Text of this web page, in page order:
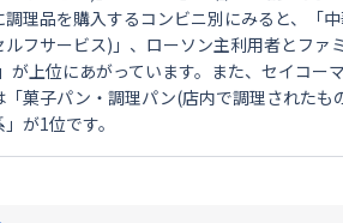
調理品を購入するコンビニ別にみると、「
ルフサービス)」、ローソン主利用者とフ
が上位にあがっています。また、セイコー
「菓子パン・調理パン(店内で調理された
が1位です。